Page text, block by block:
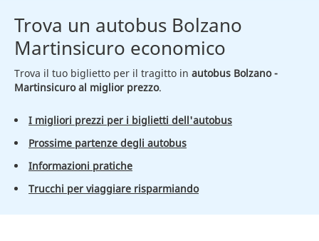
Trova un autobus Bolzano
Martinsicuro economico
Trova il tuo biglietto per il tragitto in autobus Bolzano -
Martinsicuro al miglior prezzo.
I migliori prezzi per i biglietti dell'autobus
Prossime partenze degli autobus
Informazioni pratiche
Trucchi per viaggiare risparmiando